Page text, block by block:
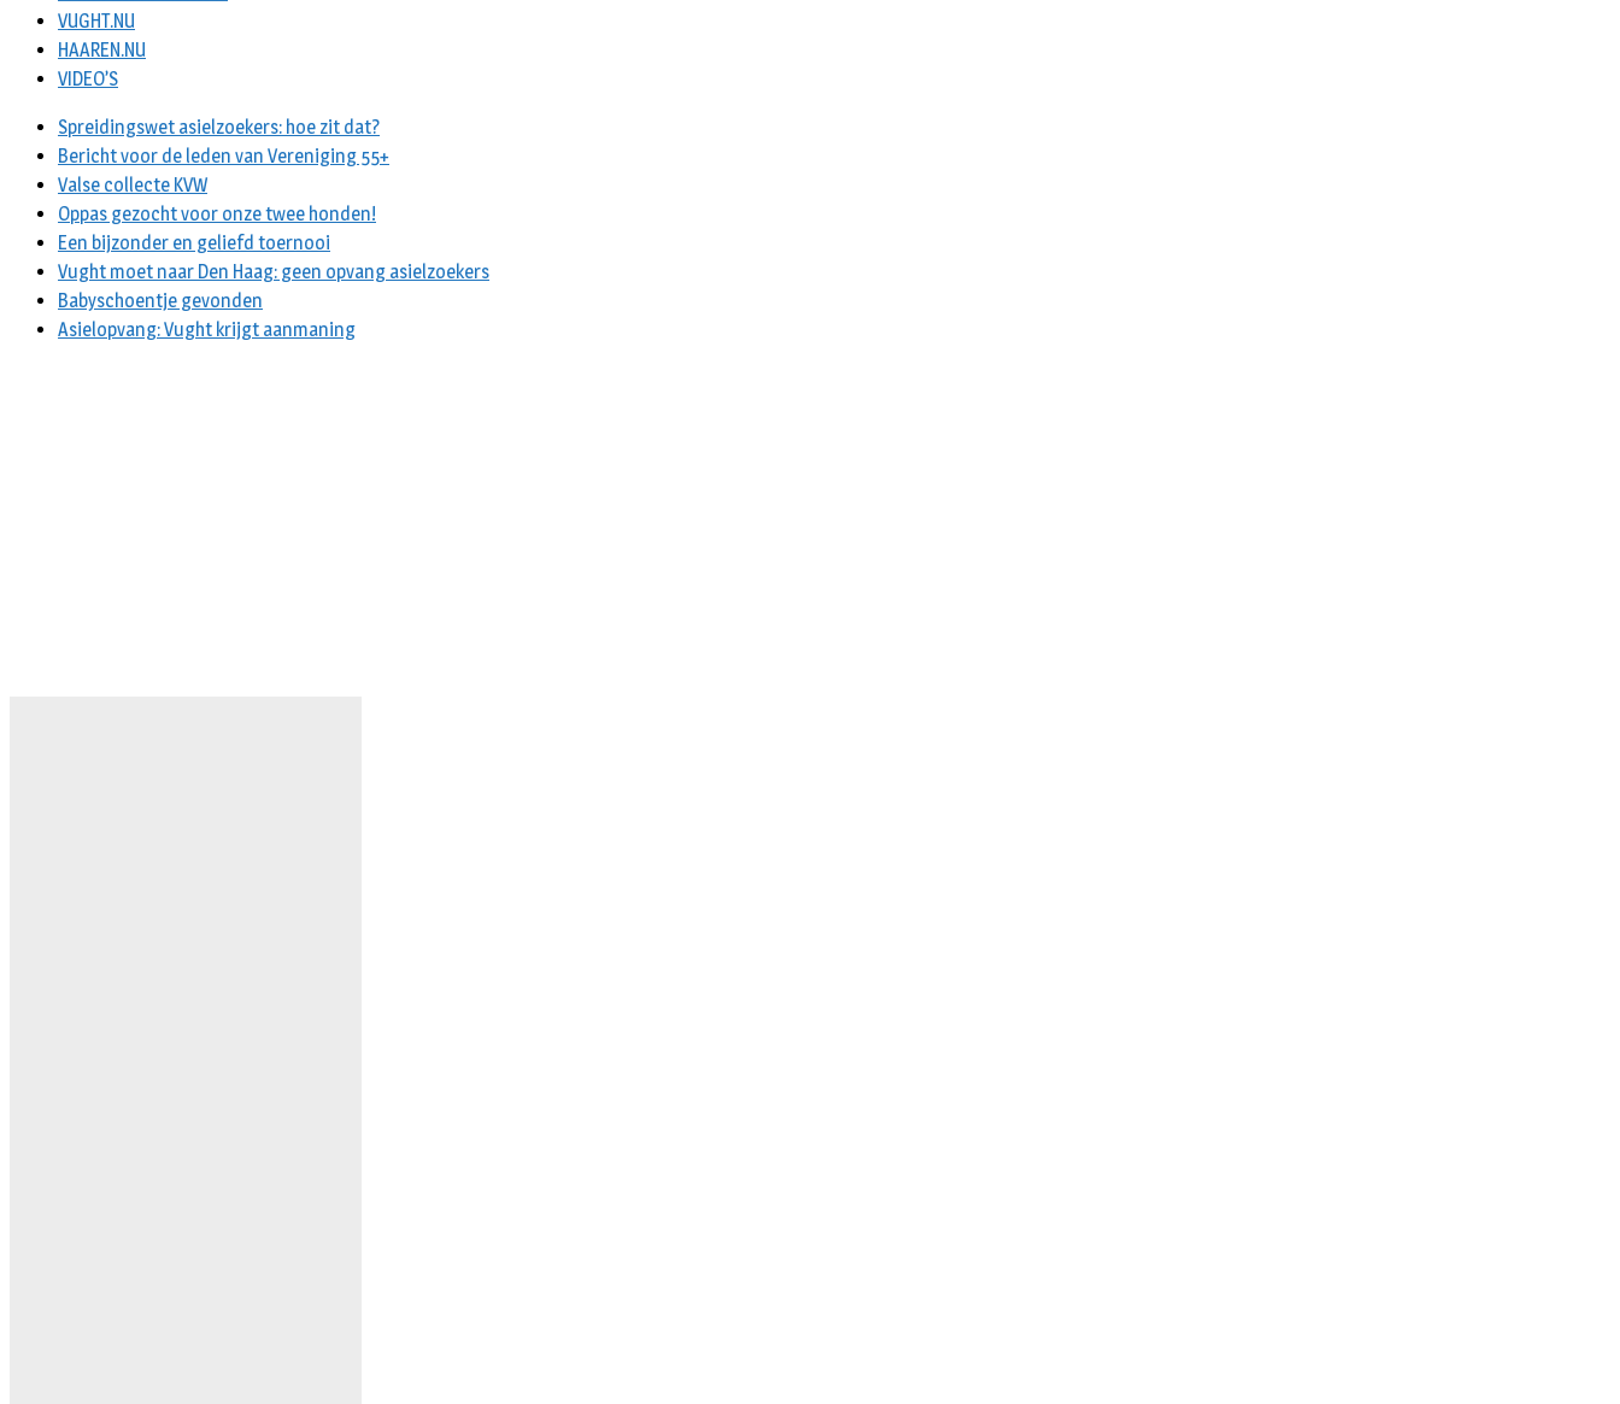
VUGHT.NU
HAAREN.NU
VIDEO’S
Spreidingswet asielzoekers: hoe zit dat?
Bericht voor de leden van Vereniging 55+
Valse collecte KVW
Oppas gezocht voor onze twee honden!
Een bijzonder en geliefd toernooi
Vught moet naar Den Haag: geen opvang asielzoekers
Babyschoentje gevonden
Asielopvang: Vught krijgt aanmaning